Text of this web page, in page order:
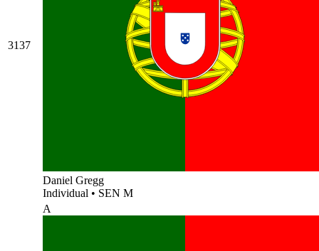
3137
Daniel Gregg
Individual • SEN M
A